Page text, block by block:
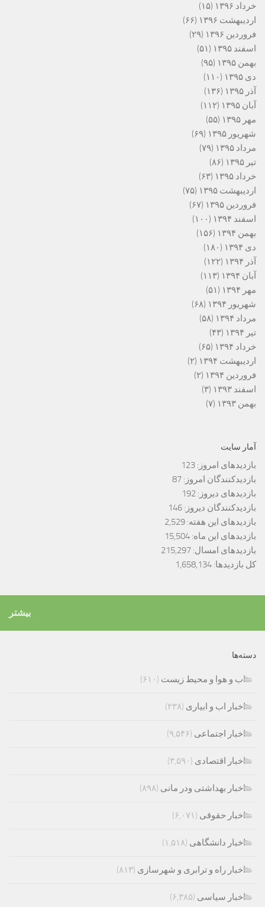
خرداد ۱۳۹۶
(۱۵)
اردیبهشت ۱۳۹۶
(۶۶)
فروردین ۱۳۹۶
(۲۹)
اسفند ۱۳۹۵
(۵۱)
بهمن ۱۳۹۵
(۹۵)
دی ۱۳۹۵
(۱۱۰)
آذر ۱۳۹۵
(۱۳۶)
آبان ۱۳۹۵
(۱۱۲)
مهر ۱۳۹۵
(۵۵)
شهریور ۱۳۹۵
(۶۹)
مرداد ۱۳۹۵
(۷۹)
تیر ۱۳۹۵
(۸۶)
خرداد ۱۳۹۵
(۶۳)
اردیبهشت ۱۳۹۵
(۷۵)
فروردین ۱۳۹۵
(۶۷)
اسفند ۱۳۹۴
(۱۰۰)
بهمن ۱۳۹۴
(۱۵۶)
دی ۱۳۹۴
(۱۸۰)
آذر ۱۳۹۴
(۱۲۲)
آبان ۱۳۹۴
(۱۱۳)
مهر ۱۳۹۴
(۵۱)
شهریور ۱۳۹۴
(۶۸)
مرداد ۱۳۹۴
(۵۸)
تیر ۱۳۹۴
(۴۳)
خرداد ۱۳۹۴
(۶۵)
اردیبهشت ۱۳۹۴
(۲)
فروردین ۱۳۹۴
(۲)
اسفند ۱۳۹۳
(۳)
بهمن ۱۳۹۳
(۷)
آمار سایت
بازدیدهای امروز: 123
بازدیدکنندگان امروز: 87
بازدیدهای دیروز: 192
بازدیدکنندگان دیروز: 146
بازدیدهای این هفته: 2,529
بازدیدهای این ماه: 15,504
بازدیدهای امسال: 215,297
کل بازدیدها: 1,658,134
بیشتر
دسته‌ها
اب و هوا و محیط زیست (۶۱۰)
اخبار اب و ابیاری (۲۳۸)
اخبار اجتماعی (۹,۵۴۶)
اخبار اقتصادی (۳,۵۹۰)
اخبار بهداشتی ودر مانی (۸۹۸)
اخبار حقوقی (۶,۰۷۱)
اخبار دانشگاهی (۱,۵۱۸)
اخبار راه و ترابری و شهرسازی (۸۱۳)
اخبار سیاسی (۶,۳۸۵)